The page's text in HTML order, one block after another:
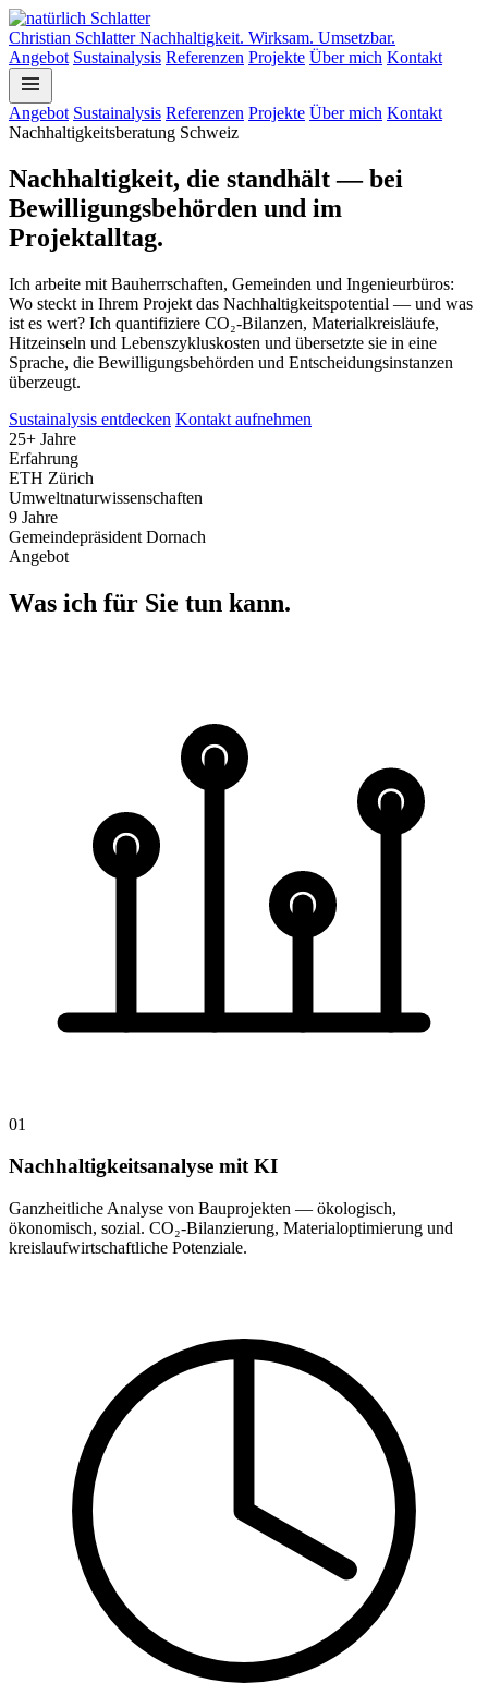
Christian Schlatter Nachhaltigkeit. Wirksam. Umsetzbar.
Angebot Sustainalysis Referenzen Projekte Über mich Kontakt
Angebot Sustainalysis Referenzen Projekte Über mich Kontakt
Nachhaltigkeitsberatung Schweiz
Nachhaltigkeit, die standhält — bei
Bewilligungsbehörden und im
Projektalltag.
Ich arbeite mit Bauherrschaften, Gemeinden und Ingenieurbüros:
Wo steckt in Ihrem Projekt das Nachhaltigkeitspotential — und was
ist es wert? Ich quantifiziere CO₂-Bilanzen, Materialkreisläufe,
Hitzeinseln und Lebenszykluskosten und übersetzte sie in eine
Sprache, die Bewilligungsbehörden und Entscheidungsinstanzen
überzeugt.
Sustainalysis entdecken Kontakt aufnehmen
25+ Jahre
Erfahrung
ETH Zürich
Umweltnaturwissenschaften
9 Jahre
Gemeindepräsident Dornach
Angebot
Was ich für Sie tun kann.
01
Nachhaltigkeitsanalyse mit KI
Ganzheitliche Analyse von Bauprojekten — ökologisch,
ökonomisch, sozial. CO₂-Bilanzierung, Materialoptimierung und
kreislaufwirtschaftliche Potenziale.